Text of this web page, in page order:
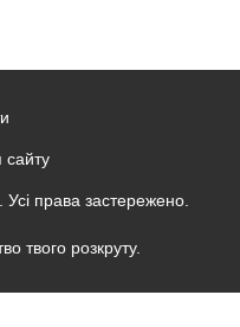
сайту
права застережено.
твого розкруту.